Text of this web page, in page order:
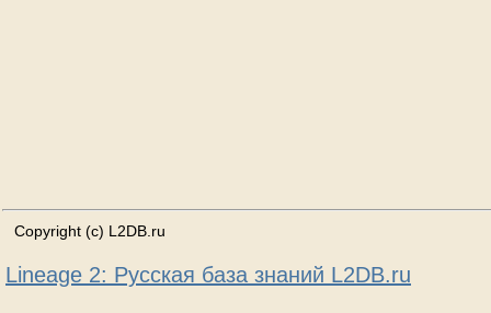
Copyright (c) L2DB.ru
Lineage 2: Русская база знаний L2DB.ru